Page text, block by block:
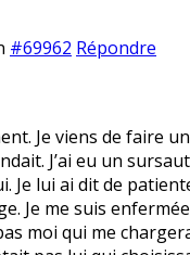
#69962 Répondre
Je viens de faire
J’ai eu un
Je lui ai dit de
Je me suis
moi qui me